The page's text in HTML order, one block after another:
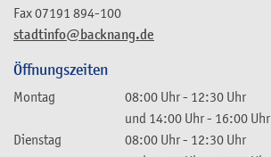
stadtinfo@backnang.de
Fax07191 894-100
Öffnungszeiten
Montag 08:00 Uhr- 12:30 Uhr
und 14:00 Uhr- 16:00 Uhr
Dienstag
08:00 Uhr- 12:30 Uhr